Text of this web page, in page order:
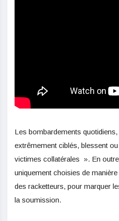
Les bombardements
extrêmement ciblés, blessent
victimes collatérales ». En
uniquement choisies de
des racketteurs, pour marquer
la soumission.